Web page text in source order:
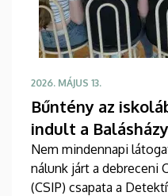
2026. MÁJUS 13.
Bűntény az
indult a
Nem mindennapi
nálunk járt a debreceni
(CSIP) csapata a